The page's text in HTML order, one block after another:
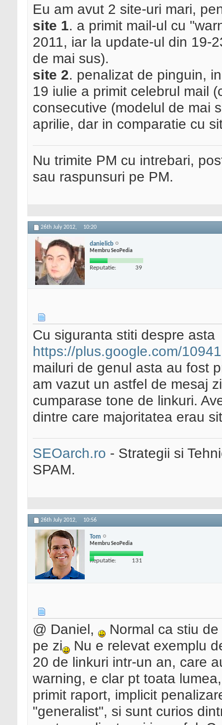
Eu am avut 2 site-uri mari,
site 1. a primit mail-ul cu
2011, iar la update-ul din 19-
de mai sus).
site 2. penalizat de pinguin,
19 iulie a primit celebrul mail
consecutive (modelul de mai
aprilie, dar in comparatie cu
Nu trimite PM cu intrebari,
sau raspunsuri pe PM.
26th July 2012, 10:20
danielicb
Membru SeoPedia
Reputatie: 39
Cu siguranta stiti despre asta
https://plus.google.com/
mailuri de genul asta au fost
am vazut un astfel de mesaj
cumparase tone de linkuri.
dintre care majoritatea erau
SEOarch.ro - Strategii si
SPAM.
26th July 2012, 10:56
Tom
Membru SeoPedia
Reputatie: 131
@ Daniel,
Normal ca stiu
pe zi
Nu e relevat exemplu
20 de linkuri intr-un an, care
warning, e clar pt toata
primit raport, implicit
"generalist", si sunt curios